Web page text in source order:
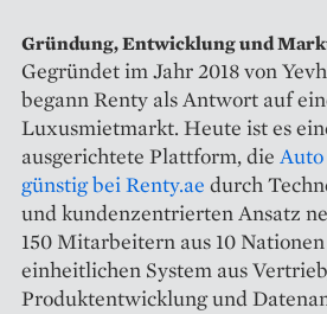
Gründung, Entwicklung und
Gegründet im Jahr 2018 von
begann Renty als Antwort auf
Luxusmietmarkt. Heute ist es
ausgerichtete Plattform, die
günstig bei Renty.ae durch
und kundenzentrierten Ansatz
150 Mitarbeitern aus 10
einheitlichen System aus
Produktentwicklung und